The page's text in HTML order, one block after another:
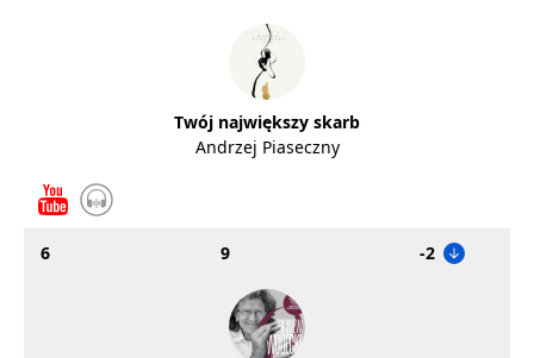
Twój największy skarb
Andrzej Piaseczny
6 9 -2